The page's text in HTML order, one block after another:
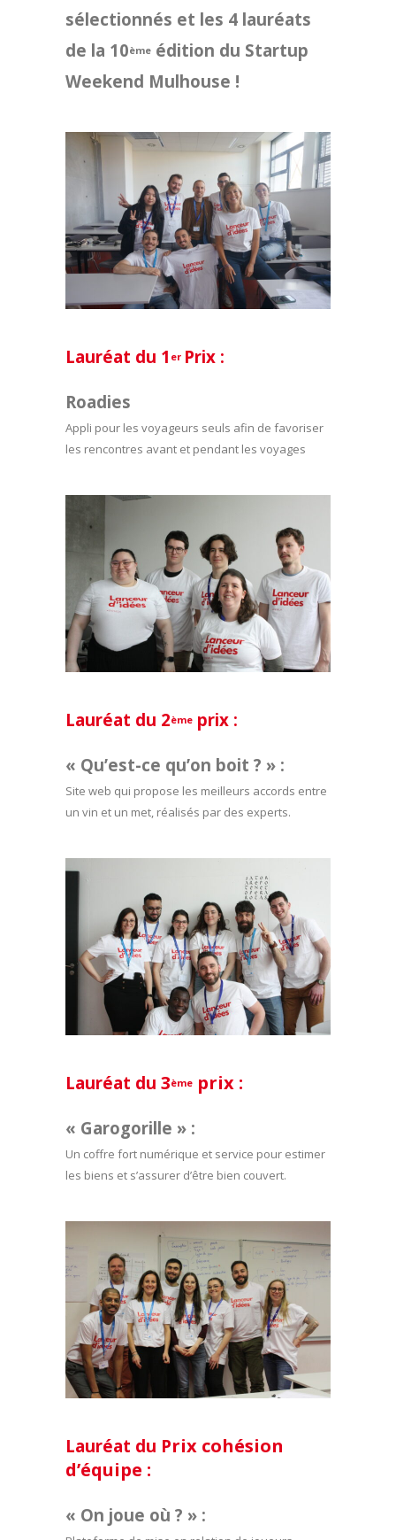
sélectionnés et les 4 lauréats
de la 10ème édition du Startup
Weekend Mulhouse !
Lauréat du 1 er Prix :
Roadies
Appli pour les voyageurs seuls afin de favoriser
les rencontres avant et pendant les voyages
Lauréat du 2ème prix :
« Qu’est-ce qu’on boit ? » :
Site web qui propose les meilleurs accords entre
un vin et un met, réalisés par des experts.
Lauréat du 3ème prix :
« Garogorille » :
Un coffre fort numérique et service pour estimer
les biens et s’assurer d’être bien couvert.
Lauréat du Prix cohésion
d’équipe :
« On joue où ? » :